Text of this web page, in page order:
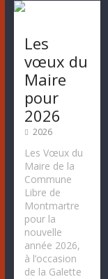
Les
vœux du
Maire
pour
2026
2026
Les Vœux du
Maire de la
Commune
Libre de
Montmartre
pour la
nouvelle
année 2026,
à l’occasion
de la Galette